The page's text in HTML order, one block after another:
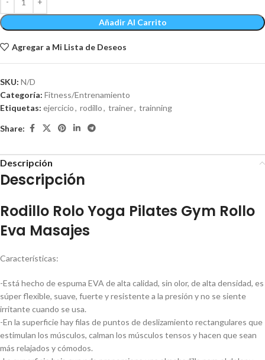
Añadir Al Carrito
Agregar a Mi Lista de Deseos
SKU: N/D
Categoría: Fitness/Entrenamiento
Etiquetas: ejercicio, rodillo, trainer, trainning
Share:
Descripción
Descripción
Rodillo Rolo Yoga Pilates Gym Rollo
Eva Masajes
Características:
-Está hecho de espuma EVA de alta calidad, sin olor, de alta densidad, es
súper flexible, suave, fuerte y resistente a la presión y no se siente
irritante cuando se usa.
-En la superficie hay filas de puntos de deslizamiento rectangulares que
estimulan los músculos, calman los músculos tensos y hacen que sean
más relajados y cómodos.